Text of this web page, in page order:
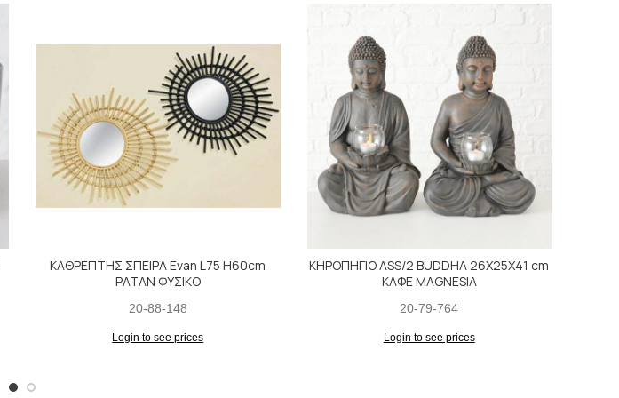
ΚΑΘΡΕΠΤΗΣ ΣΠΕΙΡΑ Evan L75 H60cm
ΡΑΤΑΝ ΦΥΣΙΚΟ
20-88-148
Login to see prices
ΚΗΡΟΠΗΓΙΟ ASS/2 BUDDHA 26Χ25Χ41 cm
ΚΑΦΕ MAGNESIA
20-79-764
Login to see prices